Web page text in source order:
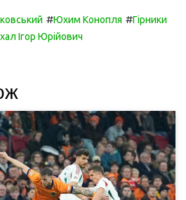
#Юхим Конопля #Гірники
Ігор Юрійович